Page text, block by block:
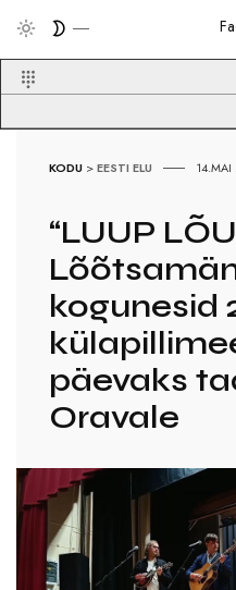
KODU >EESTI ELU
“LUUP
kogunesid
päevaks
Oravale